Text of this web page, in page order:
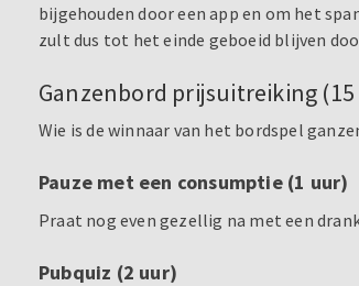
bijgehouden door een app en om het
zult dus tot het einde geboeid blijven
Ganzenbord prijsuitreiking (15
Wie is de winnaar van het bordspel
Pauze met een consumptie (1 uur)
Praat nog even gezellig na met een
Pubquiz (2 uur)